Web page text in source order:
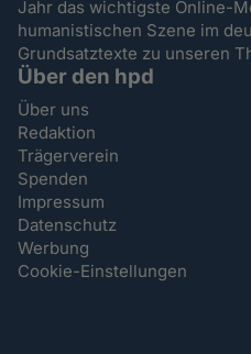
Jahr das wichtigste Online-
humanistischen Szene im
Grundsatztexte zu unseren
Über den hpd
Über uns
Redaktion
Trägerverein
Spenden
Impressum
Datenschutz
Werbung
Cookie-Einstellungen